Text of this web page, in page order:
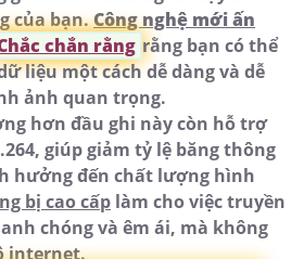
của bạn.Công nghệ mới ấn
chắn rằng rằng bạn có thể
liệu một cách dễ dàng và dễ
ảnh quan trọng.
hơn đầu ghi này còn hỗ trợ
giúp giảm tỷ lệ băng thông
hưởng đến chất lượng hình
bị cao cấp làm cho việc truyền
chóng và êm ái, mà không
internet.